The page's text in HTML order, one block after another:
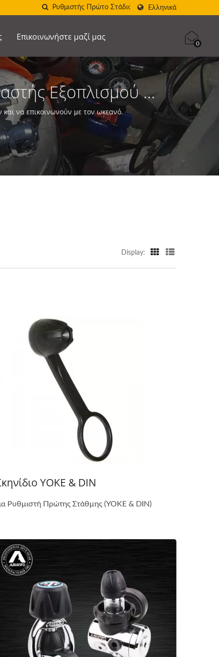
Ελληνικά
Επικοινωνήστε μαζί μας
0
Εξοπλισμού &
AQUATEC
να επικοινωνούν με τον ωκεανό.
Display:
YOKE & DIN
Ρυθμιστή Πρώτης Στάθμης (YOKE & DIN)